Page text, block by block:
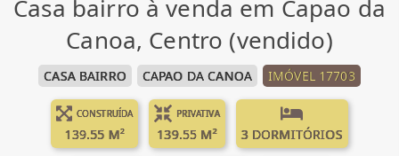
Casa bairro à venda em Capao da
Canoa, Centro (vendido)
CASA BAIRRO CAPAO DA CANOA IMÓVEL 17703
CONSTRUÍDA
139.55 M²
PRIVATIVA
139.55 M² 3 DORMITÓRIOS